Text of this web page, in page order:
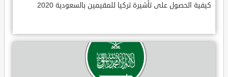
كيفية الحصول على تأشيرة تركيا للمقيمين بالسعودية 2020